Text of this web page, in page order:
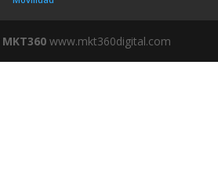
MKT360 www.mkt360digital.com